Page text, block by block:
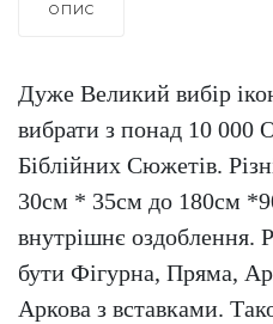
ОПИС
Дуже Великий вибір
вибрати з понад 10 000
Біблійних Сюжетів.
30см * 35см до 180см
внутрішнє оздоблення.
бути Фігурна, Пряма,
Аркова з вставками.